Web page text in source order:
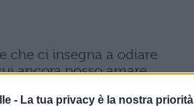
- La tua privacy è la nostra priorità
che ci insegna a odiare
ancora posso amare